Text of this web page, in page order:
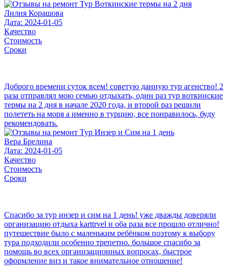
Лилия Корашова
Дата: 2024-01-05
Качество
Стоимость
Сроки
Доброго времени суток всем! советую данную тур агенство! 2
раза отправлял мою семью отдыхать, один раз тур воткинские
термы на 2 дня в начале 2020 года, и второй раз решили
полететь на моря а именно в турцию, все понравилось, буду
рекомендовать.
Вера Брелина
Дата: 2024-01-05
Качество
Стоимость
Сроки
Спасибо за тур инзер и сим на 1 день! уже дважды доверяли
организацию отдыха karttrvel и оба раза все прошло отлично!
путешествие было с маленьким ребёнком поэтому к выбору
тура подходили особенно трепетно. большое спасибо за
помощь во всех организационных вопросах, быстрое
оформление виз и такое внимательное отношение!